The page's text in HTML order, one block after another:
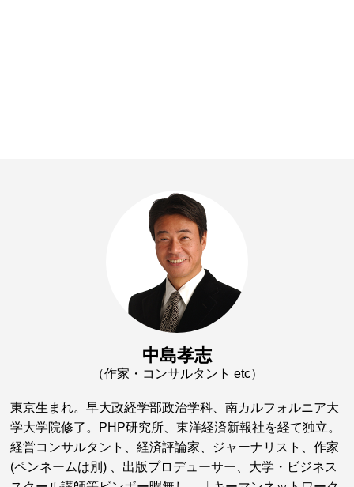
中島孝志
（作家・コンサルタント etc）
東京生まれ。早大政経学部政治学科、南カルフォルニア大
学大学院修了。PHP研究所、東洋経済新報社を経て独立。
経営コンサルタント、経済評論家、ジャーナリスト、作家
(ペンネームは別) 、出版プロデューサー、大学・ビジネス